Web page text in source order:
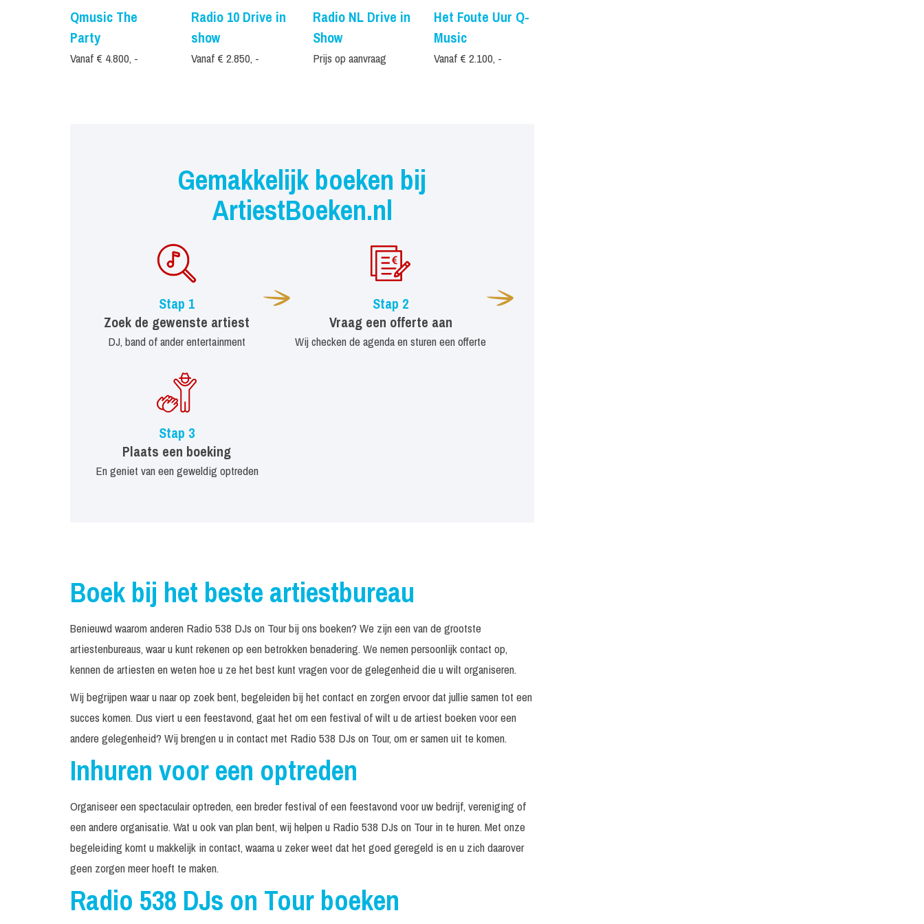
Qmusic The
Party
Vanaf € 4.800, -
Radio 10 Drive in
show
Vanaf € 2.850, -
Radio NL Drive in
Show
Prijs op aanvraag
Het Foute Uur Q-
Music
Vanaf € 2.100, -
Gemakkelijk boeken bij
ArtiestBoeken.nl
Stap 1
Zoek de gewenste artiest
DJ, band of ander entertainment
Stap 2
Vraag een offerte aan
Wij checken de agenda en sturen een offerte
Stap 3
Plaats een boeking
En geniet van een geweldig optreden
Boek bij het beste artiestbureau
Benieuwd waarom anderen Radio 538 DJs on Tour bij ons boeken? We zijn een van de grootste
artiestenbureaus, waar u kunt rekenen op een betrokken benadering. We nemen persoonlijk contact op,
kennen de artiesten en weten hoe u ze het best kunt vragen voor de gelegenheid die u wilt organiseren.
Wij begrijpen waar u naar op zoek bent, begeleiden bij het contact en zorgen ervoor dat jullie samen tot een
succes komen. Dus viert u een feestavond, gaat het om een festival of wilt u de artiest boeken voor een
andere gelegenheid? Wij brengen u in contact met Radio 538 DJs on Tour, om er samen uit te komen.
Inhuren voor een optreden
Organiseer een spectaculair optreden, een breder festival of een feestavond voor uw bedrijf, vereniging of
een andere organisatie. Wat u ook van plan bent, wij helpen u Radio 538 DJs on Tour in te huren. Met onze
begeleiding komt u makkelijk in contact, waarna u zeker weet dat het goed geregeld is en u zich daarover
geen zorgen meer hoeft te maken.
Radio 538 DJs on Tour boeken